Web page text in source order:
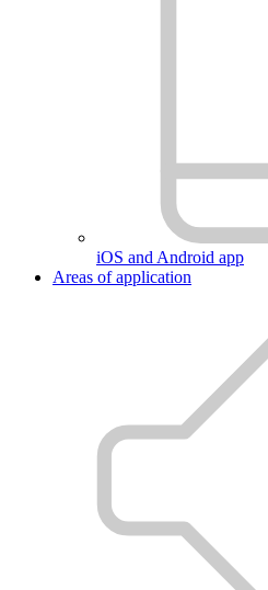
iOS and Android app
Areas of application